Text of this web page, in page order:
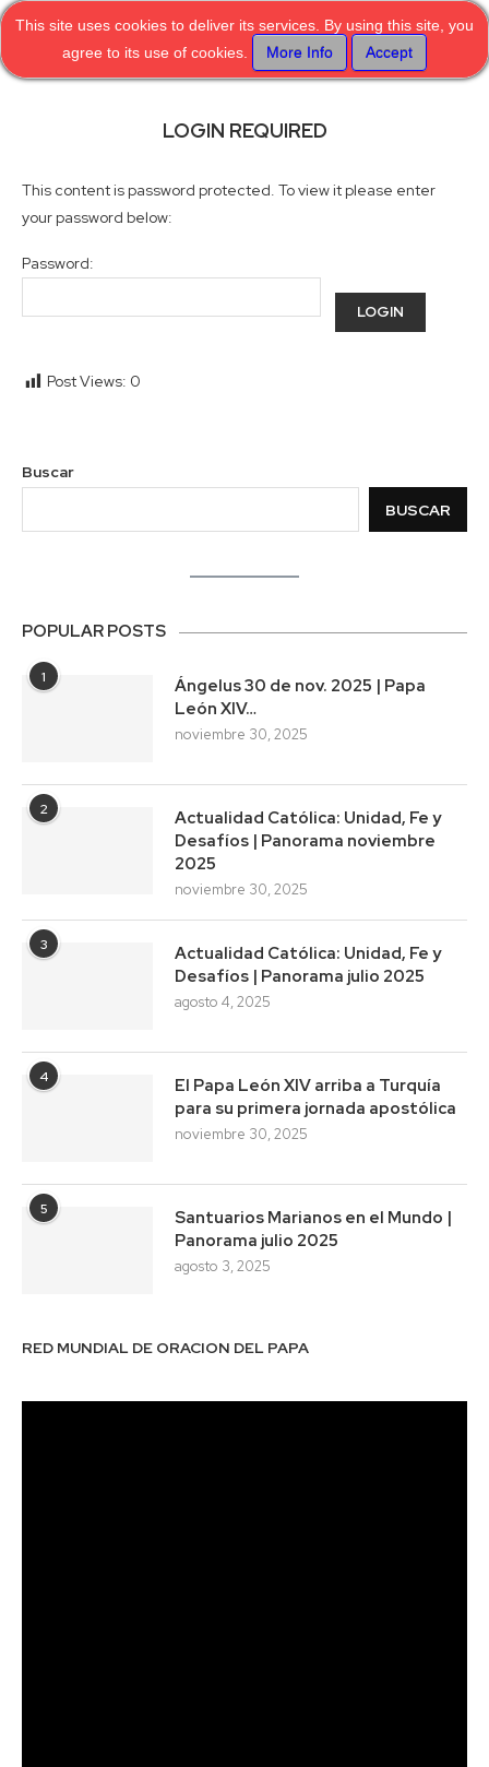
LOGIN REQUIRED
This content is password protected. To view it please enter
your password below:
Password:
Post Views: 0
Buscar
BUSCAR
POPULAR POSTS
1
Ángelus 30 de nov. 2025 | Papa
León XIV…
noviembre 30, 2025
2
Actualidad Católica: Unidad, Fe y
Desafíos | Panorama noviembre
2025
noviembre 30, 2025
3
Actualidad Católica: Unidad, Fe y
Desafíos | Panorama julio 2025
agosto 4, 2025
4
El Papa León XIV arriba a Turquía
para su primera jornada apostólica
noviembre 30, 2025
5
Santuarios Marianos en el Mundo |
Panorama julio 2025
agosto 3, 2025
RED MUNDIAL DE ORACION DEL PAPA
This site uses cookies to deliver its services. By using this site, you
agree to its use of cookies.
More Info Accept